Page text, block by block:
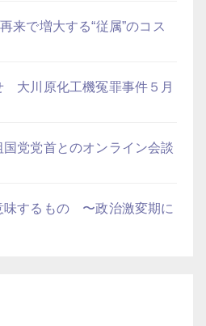
来で増大する“従属”のコス
大川原化工機冤罪事件５月
党党首とのオンライン会談
味するもの 〜政治激変期に